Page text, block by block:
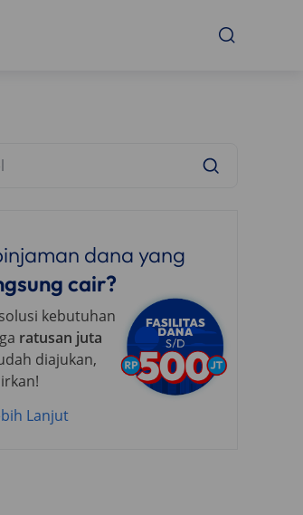
dana yang
cair?
kebutuhan
ratusan juta
diajukan,
Lanjut